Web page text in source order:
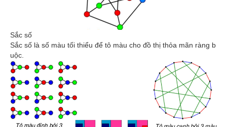
Sắc số
Sắc số là số màu tối thiểu để tô màu cho đồ thị thỏa mãn ràng b
uộc.